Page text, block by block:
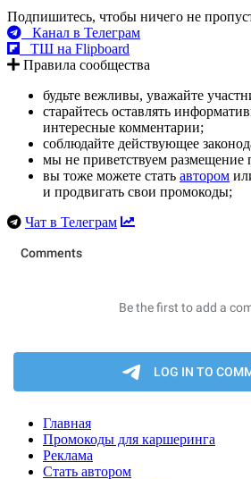
Подпишитесь, чтобы ничего не
Канал в Телеграм
ТШ на Flipboard
Правила сообщества
будьте вежливы, уважайте
старайтесь оставлять
интересные комментарии;
соблюдайте действующее
мы не приветствуем размещение
вы тоже можете стать автором
и продвигать свои промокоды;
Чат в Телеграм
Главная
Промокоды для каршеринга
Реклама
Стать автором